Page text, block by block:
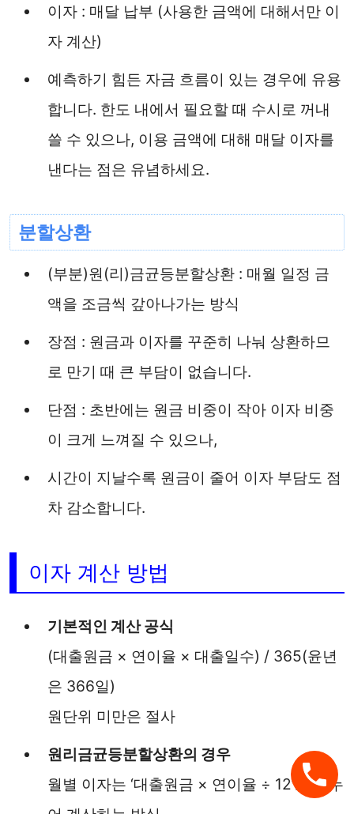
이자 : 매달 납부 (사용한 금액에 대해서만 이
자 계산)
예측하기 힘든 자금 흐름이 있는 경우에 유용
합니다. 한도 내에서 필요할 때 수시로 꺼내
쓸 수 있으나, 이용 금액에 대해 매달 이자를
낸다는 점은 유념하세요.
분할상환
(부분)원(리)금균등분할상환 : 매월 일정 금
액을 조금씩 갚아나가는 방식
장점 : 원금과 이자를 꾸준히 나눠 상환하므
로 만기 때 큰 부담이 없습니다.
단점 : 초반에는 원금 비중이 작아 이자 비중
이 크게 느껴질 수 있으나,
시간이 지날수록 원금이 줄어 이자 부담도 점
차 감소합니다.
이자 계산 방법
기본적인 계산 공식
(대출원금 × 연이율 × 대출일수) / 365(윤년
은 366일)
원단위 미만은 절사
원리금균등분할상환의 경우
월별 이자는 ‘대출원금 × 연이율 ÷ 12’로 나누